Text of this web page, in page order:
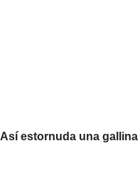
Así estornuda una gallina